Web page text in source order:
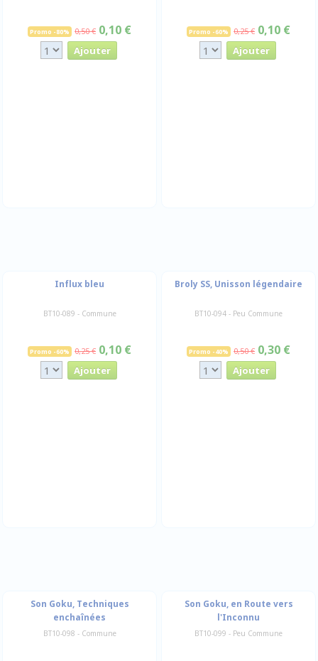
Promo -80% 0,50 € 0,10 € Promo -60% 0,25 € 0,10 €
Influx bleu
BT10-089 - Commune
Promo -60% 0,25 € 0,10 €
Broly SS, Unisson légendaire
BT10-094 - Peu Commune
Promo -40% 0,50 € 0,30 €
Son Goku, Techniques
enchaînées
BT10-098 - Commune
Son Goku, en Route vers
l'Inconnu
BT10-099 - Peu Commune